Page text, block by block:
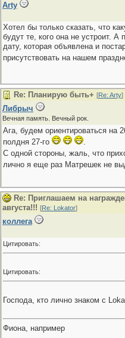
Arty
Хотел бы только сказать, что
будут те, кого она не устроит. А
дату, которая объявлена и
присутствовать на нашем
Re: Планирую быть+ [Re: Arty]
Либрыч
Вечная память. Вечный рок.
Ага, будем ориентироваться на
полдня 27-го
.
С одной стороны, жаль, что
лично я еще раз Матрешек не
Re: Приглашаем на
августа!!! [Re: Lokator]
коллега
Цитировать:
Цитировать:
Господа, кто лично знаком с
Фиона, например